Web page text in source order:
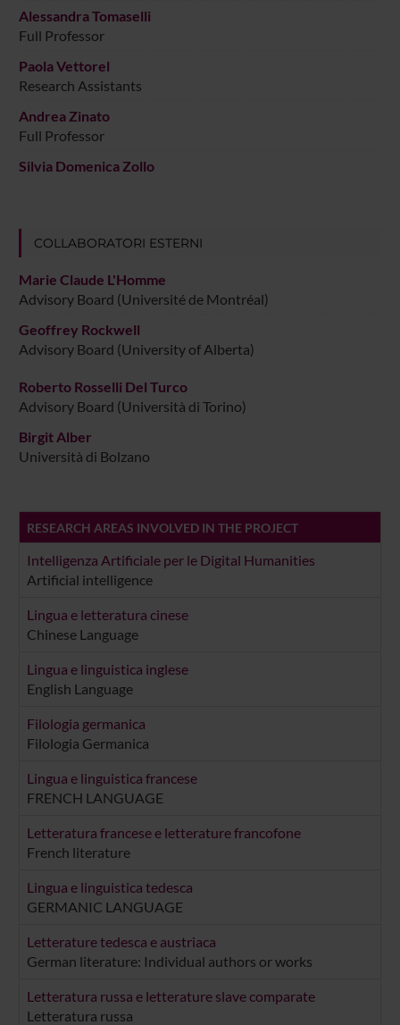
Alessandra Tomaselli
Full Professor
Paola Vettorel
Research Assistants
Andrea Zinato
Full Professor
Silvia Domenica Zollo
COLLABORATORI ESTERNI
Marie Claude L'Homme
Advisory Board (Université de Montréal)
Geoffrey Rockwell
Advisory Board (University of Alberta)
Roberto Rosselli Del Turco
Advisory Board (Università di Torino)
Birgit Alber
Università di Bolzano
RESEARCH AREAS INVOLVED IN THE PROJECT
Intelligenza Artificiale per le Digital Humanities
Artificial intelligence
Lingua e letteratura cinese
Chinese Language
Lingua e linguistica inglese
English Language
Filologia germanica
Filologia Germanica
Lingua e linguistica francese
FRENCH LANGUAGE
Letteratura francese e letterature francofone
French literature
Lingua e linguistica tedesca
GERMANIC LANGUAGE
Letterature tedesca e austriaca
German literature: Individual authors or works
Letteratura russa e letterature slave comparate
Letteratura russa